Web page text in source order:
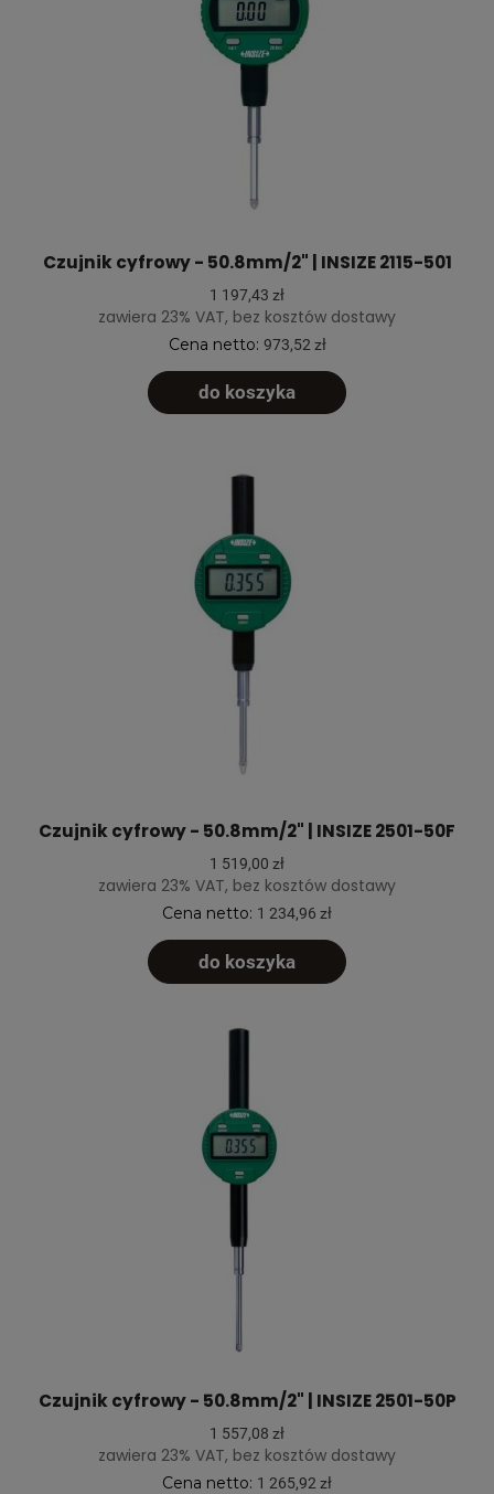
Czujnik cyfrowy - 50.8mm/2" | INSIZE 2115-501
1 197,43 zł
zawiera 23% VAT, bez kosztów dostawy
Cena netto: 973,52 zł
do koszyka
Czujnik cyfrowy - 50.8mm/2" | INSIZE 2501-50F
1 519,00 zł
zawiera 23% VAT, bez kosztów dostawy
Cena netto: 1 234,96 zł
do koszyka
Czujnik cyfrowy - 50.8mm/2" | INSIZE 2501-50P
1 557,08 zł
zawiera 23% VAT, bez kosztów dostawy
Cena netto: 1 265,92 zł